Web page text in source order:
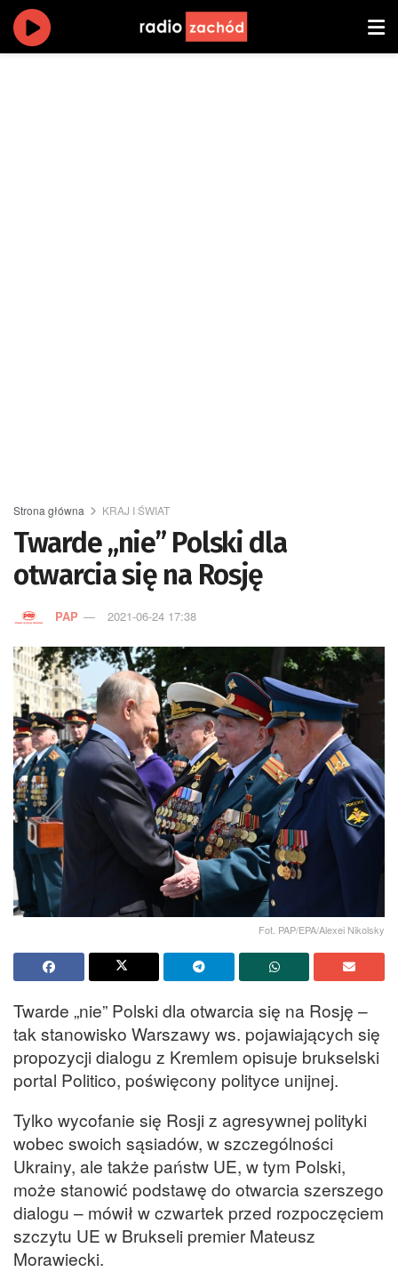
Strona główna KRAJ I ŚWIAT
Twarde „nie” Polski dla
otwarcia się na Rosję
PAP 2021-06-24 17:38
Fot. PAP/EPA/Alexei Nikolsky
Twarde „nie” Polski dla otwarcia się na Rosję –
tak stanowisko Warszawy ws. pojawiających się
propozycji dialogu z Kremlem opisuje brukselski
portal Politico, poświęcony polityce unijnej.
Tylko wycofanie się Rosji z agresywnej polityki
wobec swoich sąsiadów, w szczególności
Ukrainy, ale także państw UE, w tym Polski,
może stanowić podstawę do otwarcia szerszego
dialogu – mówił w czwartek przed rozpoczęciem
szczytu UE w Brukseli premier Mateusz
Morawiecki.